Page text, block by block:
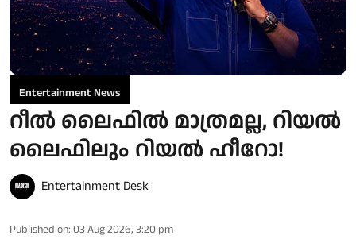
Entertainment News
റീൽ ലൈഫിൽ മാത്രമല്ല, റിയൽ
ലൈഫിലും റിയൽ ഹീറോ!
Entertainment Desk
Published on: 03 Aug 2026, 3:20 pm